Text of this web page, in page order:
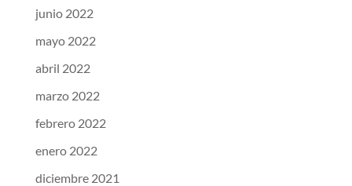
junio 2022
mayo 2022
abril 2022
marzo 2022
febrero 2022
enero 2022
diciembre 2021